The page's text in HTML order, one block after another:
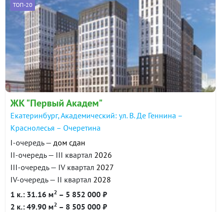
ТОП-20
ЖК "Первый Академ"
Екатеринбург, Академический: ул. В. Де Геннина –
Краснолесья – Очеретина
I-очередь — дом сдан
II-очередь — III квартал 2026
III-очередь — IV квартал 2027
IV-очередь — II квартал 2028
1 к.: 31.16 м2 – 5 852 000 ₽
2 к.: 49.90 м2 – 8 505 000 ₽